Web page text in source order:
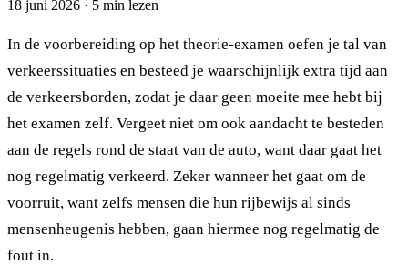
18 juni 2026 · 5 min lezen
In de voorbereiding op het theorie-examen oefen je tal van
verkeerssituaties en besteed je waarschijnlijk extra tijd aan
de verkeersborden, zodat je daar geen moeite mee hebt bij
het examen zelf. Vergeet niet om ook aandacht te besteden
aan de regels rond de staat van de auto, want daar gaat het
nog regelmatig verkeerd. Zeker wanneer het gaat om de
voorruit, want zelfs mensen die hun rijbewijs al sinds
mensenheugenis hebben, gaan hiermee nog regelmatig de
fout in.